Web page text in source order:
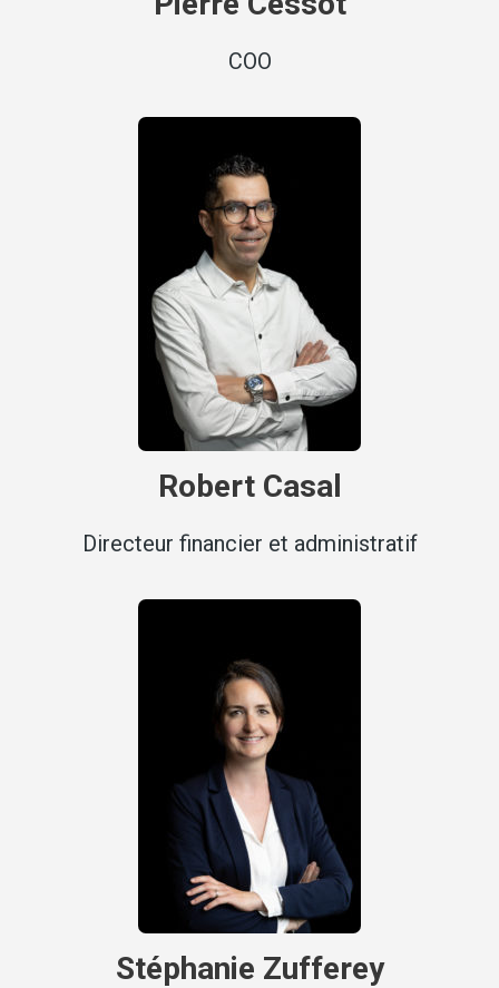
COO
Robert Casal
Directeur financier et administratif
Stéphanie Zufferey